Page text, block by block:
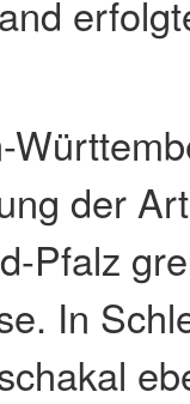
der
Pfalz
In